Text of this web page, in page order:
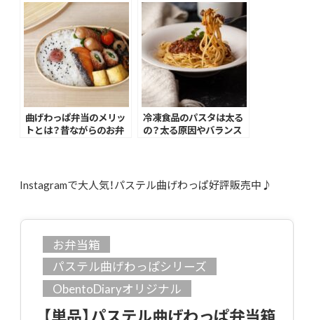
曲げわっぱ弁当のメリッ
トとは？昔ながらのお弁
冷凍食品のパスタは太る
の？太る原因やバランス
Instagramで大人気！パステル曲げわっぱ好評販売中♪
お弁当箱
パステル曲げわっぱシリーズ
ObentoDiaryオリジナル
【単品】パステル曲げわっぱ弁当箱